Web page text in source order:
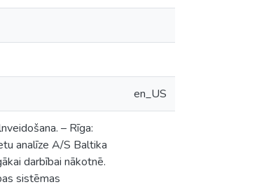
en_US
– Rīga:
analīze A/S Baltika
darbībai nākotnē.
sistēmas